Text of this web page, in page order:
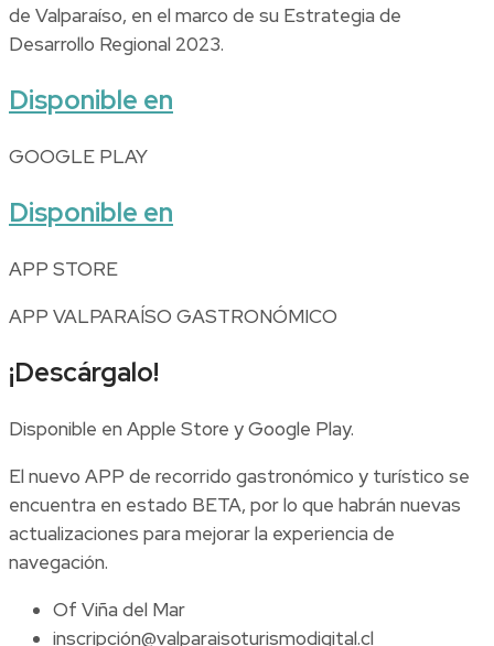
de Valparaíso, en el marco de su Estrategia de
Desarrollo Regional 2023.
Disponible en
GOOGLE PLAY
Disponible en
APP STORE
APP VALPARAÍSO GASTRONÓMICO
¡Descárgalo!
Disponible en Apple Store y Google Play.
El nuevo APP de recorrido gastronómico y turístico se
encuentra en estado BETA, por lo que habrán nuevas
actualizaciones para mejorar la experiencia de
navegación.
Of Viña del Mar
inscripción@valparaisoturismodigital.cl